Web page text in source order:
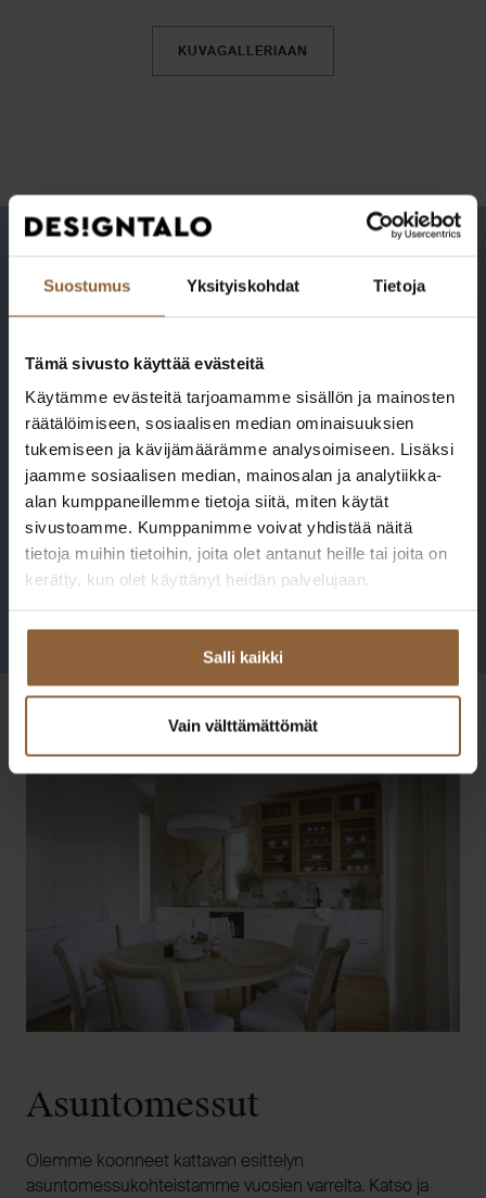
Suostumus Yksityiskohdat Tietoja
Tämä sivusto käyttää evästeitä
Käytämme evästeitä tarjoamamme sisällön ja mainosten
räätälöimiseen, sosiaalisen median ominaisuuksien
tukemiseen ja kävijämäärämme analysoimiseen. Lisäksi
jaamme sosiaalisen median, mainosalan ja analytiikka-
alan kumppaneillemme tietoja siitä, miten käytät
sivustoamme. Kumppanimme voivat yhdistää näitä
tietoja muihin tietoihin, joita olet antanut heille tai joita on
kerätty, kun olet käyttänyt heidän palvelujaan.
Salli kaikki
Vain välttämättömät
KUVAGALLERIAAN
Asuntomessut
Olemme koonneet kattavan esittelyn
asuntomessukohteistamme vuosien varrelta. Katso ja